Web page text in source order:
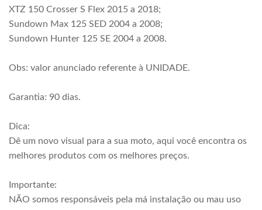
XTZ 150 Crosser S Flex 2015 a 2018;
Sundown Max 125 SED 2004 a 2008;
Sundown Hunter 125 SE 2004 a 2008.
Obs: valor anunciado referente à UNIDADE.
Garantia: 90 dias.
Dica:
Dê um novo visual para a sua moto, aqui você encontra os
melhores produtos com os melhores preços.
Importante:
NÃO somos responsáveis pela má instalação ou mau uso